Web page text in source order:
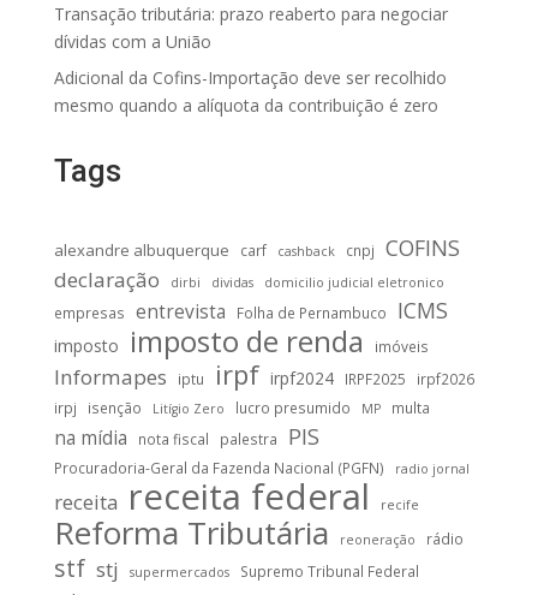
Transação tributária: prazo reaberto para negociar
dívidas com a União
Adicional da Cofins-Importação deve ser recolhido
mesmo quando a alíquota da contribuição é zero
Tags
alexandre albuquerque carf cashback cnpj COFINS
declaração dirbi dividas domicilio judicial eletronico
empresas entrevista Folha de Pernambuco ICMS
imposto imposto de renda imóveis
Informapes iptu irpf irpf2024 IRPF2025
irpf2026
irpj
isenção Litígio Zero lucro presumido MP multa
na mídia nota fiscal palestra PIS
Procuradoria-Geral da Fazenda Nacional (PGFN) radio jornal
receita receita federal recife
Reforma Tributária reoneração rádio
stf stj supermercados Supremo Tribunal Federal